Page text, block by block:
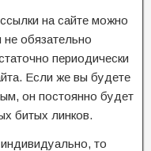
на сайте можно
не обязательно
периодически
Если же вы будете
он постоянно будет
битых линков.
то